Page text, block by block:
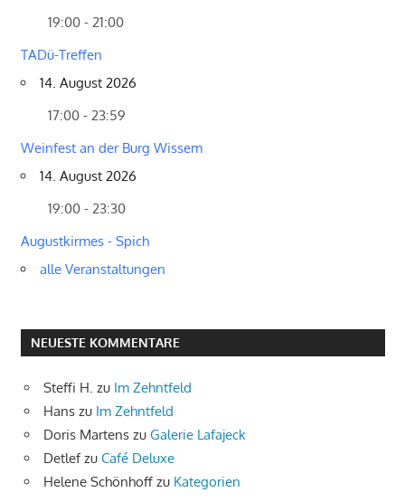
19:00 - 21:00
TADü-Treffen
14. August 2026
17:00 - 23:59
Weinfest an der Burg Wissem
14. August 2026
19:00 - 23:30
Augustkirmes - Spich
alle Veranstaltungen
NEUESTE KOMMENTARE
Steffi H. zu Im Zehntfeld
Hans zu Im Zehntfeld
Doris Martens zu Galerie Lafajeck
Detlefzu Café Deluxe
Helene Schönhoff zu Kategorien